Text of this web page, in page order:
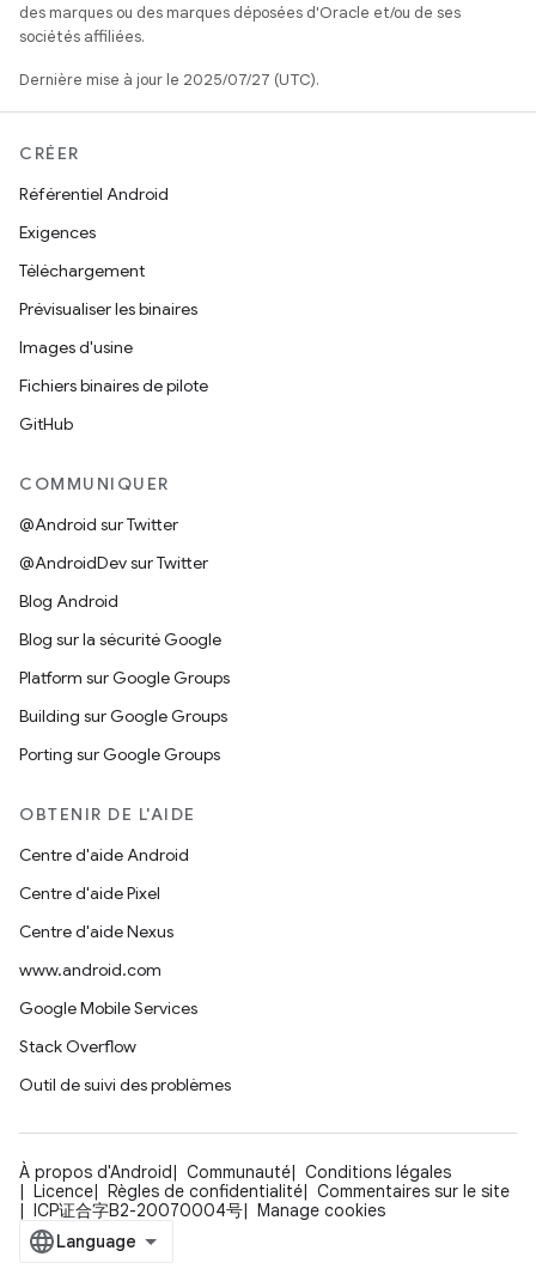
des marques ou des marques déposées d'Oracle et/ou de ses
sociétés affiliées.
Dernière mise à jour le 2025/07/27 (UTC).
CRÉER
Référentiel Android
Exigences
Téléchargement
Prévisualiser les binaires
Images d'usine
Fichiers binaires de pilote
GitHub
COMMUNIQUER
@Android sur Twitter
@AndroidDev sur Twitter
Blog Android
Blog sur la sécurité Google
Platform sur Google Groups
Building sur Google Groups
Porting sur Google Groups
OBTENIR DE L'AIDE
Centre d'aide Android
Centre d'aide Pixel
Centre d'aide Nexus
www.android.com
Google Mobile Services
Stack Overflow
Outil de suivi des problèmes
À propos d'Android Communauté
Conditions légales
Licence
Règles de confidentialité
Commentaires sur le site
ICP证合字B2-20070004号
Manage cookies